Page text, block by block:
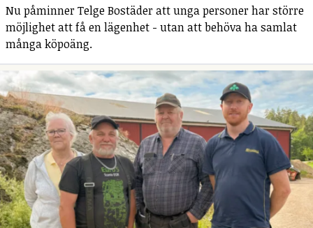
Nu påminner Telge Bostäder att unga personer har större
möjlighet att få en lägenhet - utan att behöva ha samlat
många köpoäng.